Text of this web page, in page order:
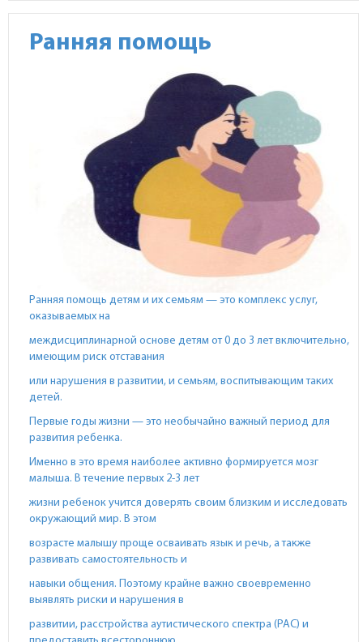
Ранняя помощь
Ранняя помощь детям и их семьям — это комплекс услуг,
оказываемых на
междисциплинарной основе детям от 0 до 3 лет включительно,
имеющим риск отставания
или нарушения в развитии, и семьям, воспитывающим таких
детей.
Первые годы жизни — это необычайно важный период для
развития ребенка.
Именно в это время наиболее активно формируется мозг
малыша. В течение первых 2-3 лет
жизни ребенок учится доверять своим близким и исследовать
окружающий мир. В этом
возрасте малышу проще осваивать язык и речь, а также
развивать самостоятельность и
навыки общения. Поэтому крайне важно своевременно
выявлять риски и нарушения в
развитии, расстройства аутистического спектра (РАС) и